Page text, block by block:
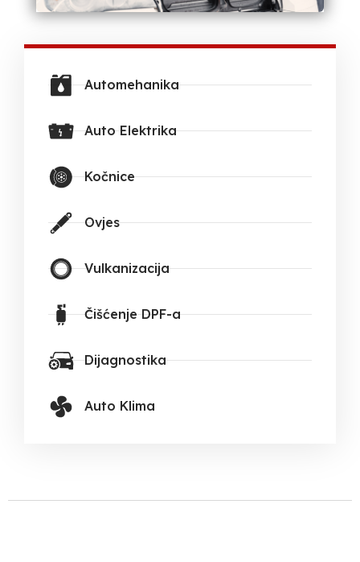
Automehanika
Auto Elektrika
Kočnice
Ovjes
Vulkanizacija
Čišćenje DPF-a
Dijagnostika
Auto Klima